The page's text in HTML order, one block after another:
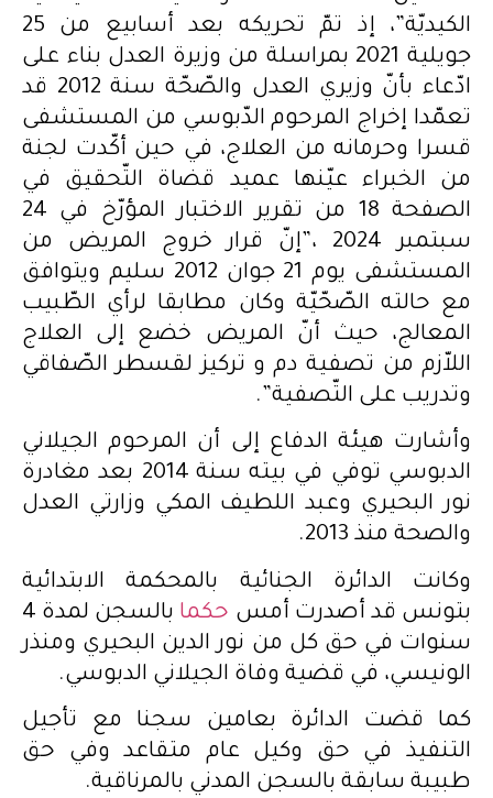
الكيديّة”، إذ تمّ تحريكه بعد أسابيع من 25
جويلية 2021 بمراسلة من وزيرة العدل بناء على
ادّعاء بأنّ وزيري العدل والصّحّة سنة 2012 قد
تعمّدا إخراج المرحوم الدّبوسي من المستشفى
قسرا وحرمانه من العلاج، في حين أكّدت لجنة
من الخبراء عيّنها عميد قضاة التّحقيق في
الصفحة 18 من تقرير الاختبار المؤرّخ في 24
سبتمبر 2024 ،”إنّ قرار خروج المريض من
المستشفى يوم 21 جوان 2012 سليم ويتوافق
مع حالته الصّحّيّة وكان مطابقا لرأي الطّبيب
المعالج، حيث أنّ المريض خضع إلى العلاج
اللاّزم من تصفية دم و تركيز لقسطر الصّفاقي
وتدريب على التّصفية”.
وأشارت هيئة الدفاع إلى أن المرحوم الجيلاني
الدبوسي توفي في بيته سنة 2014 بعد مغادرة
نور البحيري وعبد اللطيف المكي وزارتي العدل
والصحة منذ 2013.
وكانت الدائرة الجنائية بالمحكمة الابتدائية
بتونس قد أصدرت أمس حكما
بالسجن لمدة 4
سنوات في حق كل من نور الدين البحيري ومنذر
الونيسي، في قضية وفاة الجيلاني الدبوسي.
كما قضت الدائرة بعامين سجنا مع تأجيل
التنفيذ في حق وكيل عام متقاعد وفي حق
طبيبة سابقة بالسجن المدني بالمرناقية.